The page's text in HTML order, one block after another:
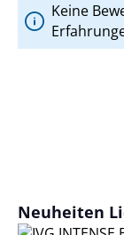
Keine
Produktgalerie
Neuheiten